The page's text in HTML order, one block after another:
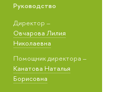
Руководство
Директор –
Овчарова Лилия
Николаевна
Помощник директора –
Канатова Наталья
Борисовна